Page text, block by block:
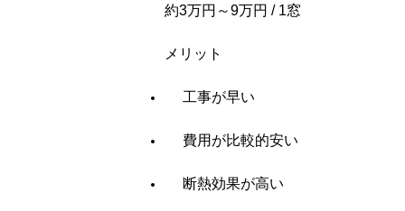
約3万円～9万円 / 1窓
メリット
工事が早い
費用が比較的安い
断熱効果が高い